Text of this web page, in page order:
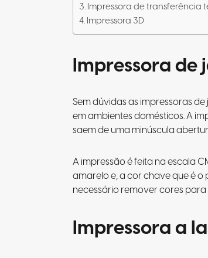
Impressora de transferência
Impressora 3D
Impressora de
Sem dúvidas as impressoras
em ambientes domésticos. A
saem de uma minúscula
A impressão é feita na escala
amarelo e, a cor chave que é o
necessário remover cores
Impressora a